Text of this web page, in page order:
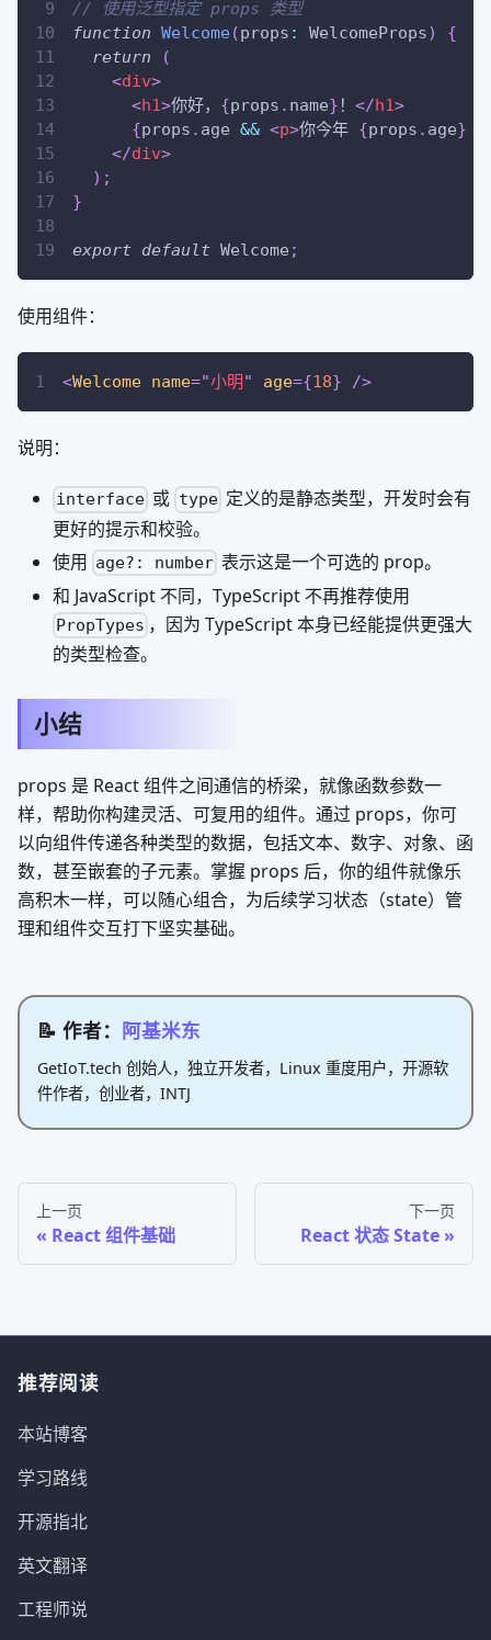
// 使用泛型指定 props 类型
function Welcome(props : WelcomeProps)
{
return
(
<div>
<h1>你好， {props . name} ！ </h1>
{props . age && <p>你今年 {props . age}
</div>
) ;
}
export default Welcome ;
使用组件：
<Welcome name="小明 " age={18} />
说明：
interface 或 type 定义的是静态类型，开发时会有
更好的提示和校验。
使用 age?: number 表示这是一个可选的 prop。
和 JavaScript 不同，TypeScript 不再推荐使用
PropTypes ，因为 TypeScript 本身已经能提供更强大
的类型检查。
小结
props 是 React 组件之间通信的桥梁，就像函数参数一
样，帮助你构建灵活、可复用的组件。通过 props，你可
以向组件传递各种类型的数据，包括文本、数字、对象、函
数，甚至嵌套的子元素。掌握 props 后，你的组件就像乐
高积木一样，可以随心组合，为后续学习状态（state）管
理和组件交互打下坚实基础。
📝 作者： 阿基米东
GetIoT.tech 创始人，独立开发者，Linux 重度用户，开源软
件作者，创业者，INTJ
上一页
React 组件基础
下一页
React 状态 State
推荐阅读
本站博客
学习路线
开源指北
英文翻译
工程师说